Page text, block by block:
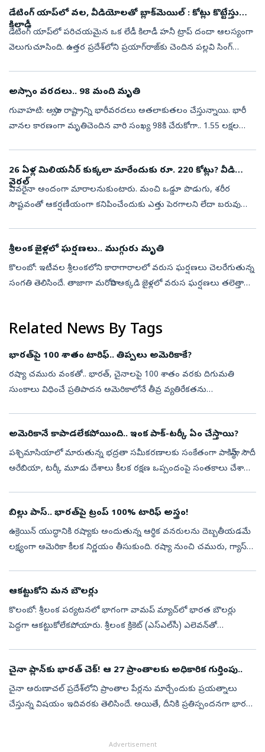
డేటింగ్‌ యాప్‌లో వల, వీడియోలతో బ్లాక్‌మెయిల్‌ : కోట్లు కొట్టేస్తున్న
కిలాడీ
డేటింగ్‌ యాప్‌లో పరిచయమైన ఒక లేడీ కిలాడీ హనీ ట్రాప్‌ దందా ఆలస్యంగా
వెలుగుచూసింది. ఉత్తర ప్రదేశ్‌లోని ప్రయాగ్‌రాజ్‌కు చెందిన పల్లవి సింగ్
అస్సాం వరదలు.. 98 మంది మృతి
గువాహటి: అస్సాం రాష్ట్రాన్ని భారీవరదలు అతలాకుతలం చేస్తున్నాయి. భారీ
వానల కారణంగా మృతిచెందిన వారి సంఖ్య 98కి చేరుకోగా.. 1.55 లక్షల
26 ఏళ్ల మిలియనీర్‌ కుక్కలా మారేందుకు రూ. 220 కోట్లు? వీడియో
వైరల్‌
ఎవరైనా అందంగా మారాలనుకుంటారు. మంచి ఒడ్డూ పొడుగు, శరీర
సౌష్టవంతో ఆకర్షణీయంగా కనిపించేందుకు ఎత్తు పెరగాలని లేదా బరువు
శ్రీలంక జైళ్లలో ఘర్షణలు.. ముగ్గురు మృతి
కొలంబో: ఇటీవల శ్రీలంకలోని కారాగారాలలో వరుస ఘర్షణలు చెలరేగుతున్న
సంగతి తెలిసిందే. తాజాగా మరోసారి అక్కడి జైళ్లలో వరుస ఘర్షణలు తలెత్తాయి.
Related News By Tags
భారత్‌పై 100 శాతం టారిఫ్‌.. తిప్పలు అమెరికాకే?
రష్యా చమురు వంకతో.. భారత్‌, చైనాలపై 100 శాతం వరకు దిగుమతి
సుంకాలు విధించే ప్రతిపాదన అమెరికాలోనే తీవ్ర వ్యతిరేకతను
అమెరికానే కాపాడలేకపోయింది.. ఇంక పాక్‌-టర్కీ ఏం చేస్తాయి?
పశ్చిమాసియాలో మారుతున్న భద్రతా సమీకరణాలకు సంకేతంగా పాకిస్థాన్‌, సౌదీ
అరేబియా, టర్కీ మూడు దేశాలు కీలక రక్షణ ఒప్పందంపై సంతకాలు చేశాయి.
బిల్లు పాస్‌.. భారత్‌పై ట్రంప్‌ 100% టారిఫ్‌ అస్త్రం!
ఉక్రెయిన్‌ యుద్ధానికి రష్యాకు అందుతున్న ఆర్థిక వనరులను దెబ్బతీయడమే
లక్ష్యంగా అమెరికా కీలక నిర్ణయం తీసుకుంది. రష్యా నుంచి చమురు, గ్యాస్‌
ఆకట్టుకోని మన బౌలర్లు
కొలంబో: శ్రీలంక పర్యటనలో భాగంగా వామప్‌ మ్యాచ్‌లో భారత బౌలర్లు
పెద్దగా ఆకట్టుకోలేకపోయారు. శ్రీలంక క్రికెట్‌ (ఎస్‌ఎల్‌సీ) ఎలెవన్‌తో
చైనా ప్లాన్‌కు భారత్‌ చెక్‌! ఆ 27 ప్రాంతాలకు అధికారిక గుర్తింపు..
చైనా అరుణాచల్ ప్రదేశ్‌లోని ప్రాంతాల పేర్లను మార్చేందుకు ప్రయత్నాలు
చేస్తున్న విషయం ఇదివరకు తెలిసిందే. అయితే, దీనికి ప్రతిస్పందనగా భారత్‌
Advertisement